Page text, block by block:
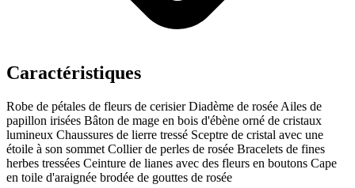
Caractéristiques
Robe de pétales de fleurs de cerisierDiadème de rosée Ailes de
papillon irisées Bâton de mage en bois d'ébène orné de cristaux
lumineux Chaussures de lierre tressé Sceptre de cristal avec une
étoile à son sommet Collier de perles de rosée Bracelets de fines
herbes tressées Ceinture de lianes avec des fleurs en boutons Cape
en toile d'araignée brodée de gouttes de rosée